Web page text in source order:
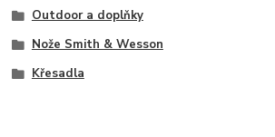
Outdoor a doplňky
Nože Smith & Wesson
Křesadla